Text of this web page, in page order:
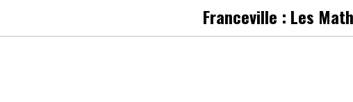
Franceville : Les